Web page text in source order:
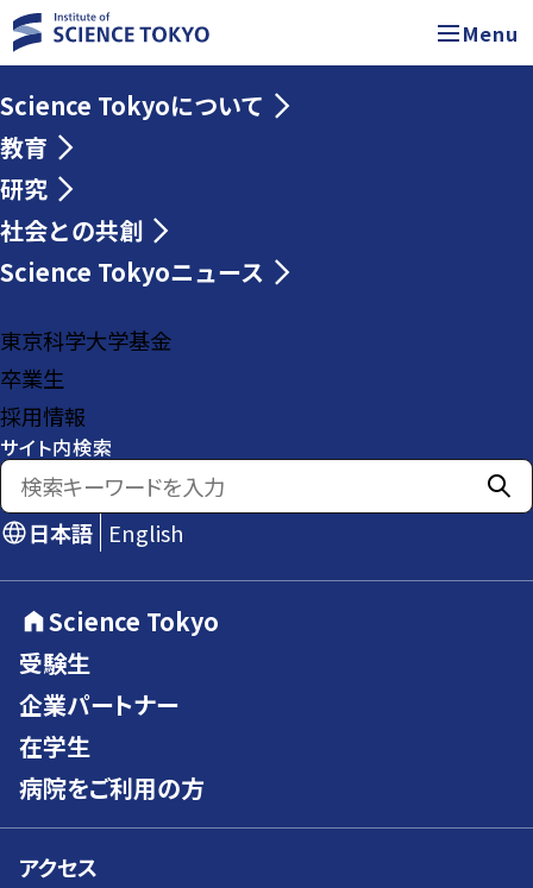
Menu
Science Tokyoについて
教育
研究
社会との共創
Science Tokyoニュース
東京科学大学基金
卒業生
採用情報
サイト内検索
日本語 English
Science Tokyo
受験生
企業パートナー
在学生
病院をご利用の方
アクセス